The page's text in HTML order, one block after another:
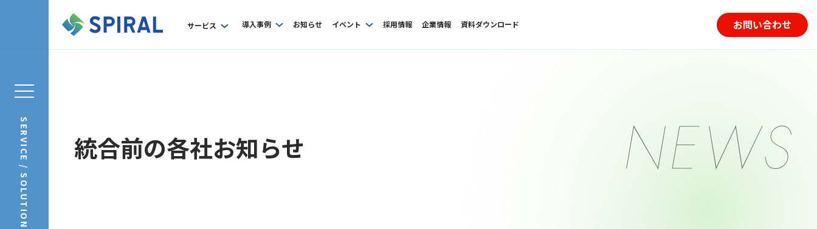
サービス 導入事例 お知らせ イベント 採用情報 企業情報 資料ダウンロード お問い合わせ
SERVICE / SOLUTION 統合前の各社お知らせ